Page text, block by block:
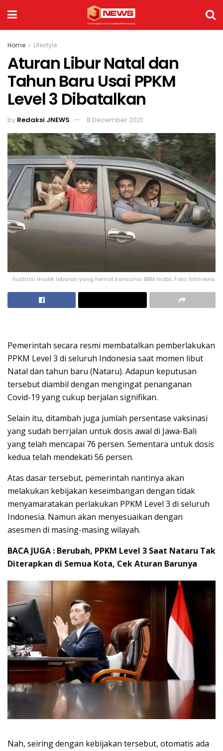
Home Lifestyle
Aturan Libur Natal dan
Tahun Baru Usai PPKM
Level 3 Dibatalkan
by Redaksi JNEWS 8 December 2021
Ilustrasi mudik lebaran yang hemat konsumsi BBM mobil. Foto: Istimewa.
Pemerintah secara resmi membatalkan pemberlakukan
PPKM Level 3 di seluruh Indonesia saat momen libut
Natal dan tahun baru (Nataru). Adapun keputusan
tersebut diambil dengan mengingat penanganan
Covid-19 yang cukup berjalan signifikan.
Selain itu, ditambah juga jumlah persentase vaksinasi
yang sudah berrjalan untuk dosis awal di Jawa-Bali
yang telah mencapai 76 persen. Sementara untuk dosis
kedua telah mendekati 56 persen.
Atas dasar tersebut, pemerintah nantinya akan
melakukan kebijakan keseimbangan dengan tidak
menyamaratakan perlakukan PPKM Level 3 di seluruh
Indonesia. Namun akan menyesuaikan dengan
asesmen di masing-masing wilayah.
BACA JUGA : Berubah, PPKM Level 3 Saat Nataru Tak
Diterapkan di Semua Kota, Cek Aturan Barunya
Nah, seiring dengan kebijakan tersebut, otomatis ada